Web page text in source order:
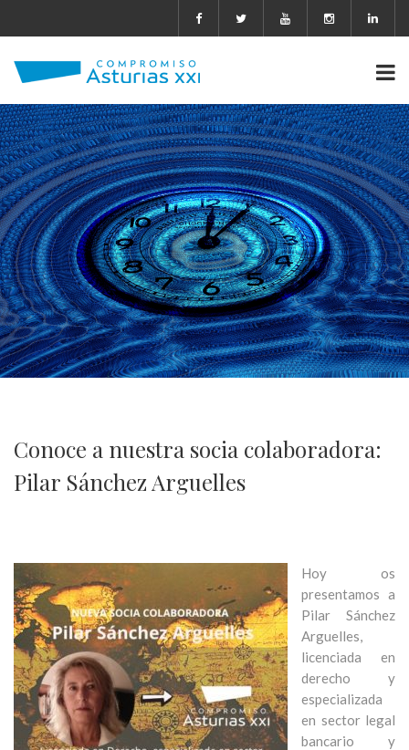
Conoce a nuestra socia colaboradora:
Pilar Sánchez Arguelles
Hoy os
presentamos a
Pilar Sánchez
Arguelles,
licenciada en
derecho y
especializada
en sector legal
bancario y